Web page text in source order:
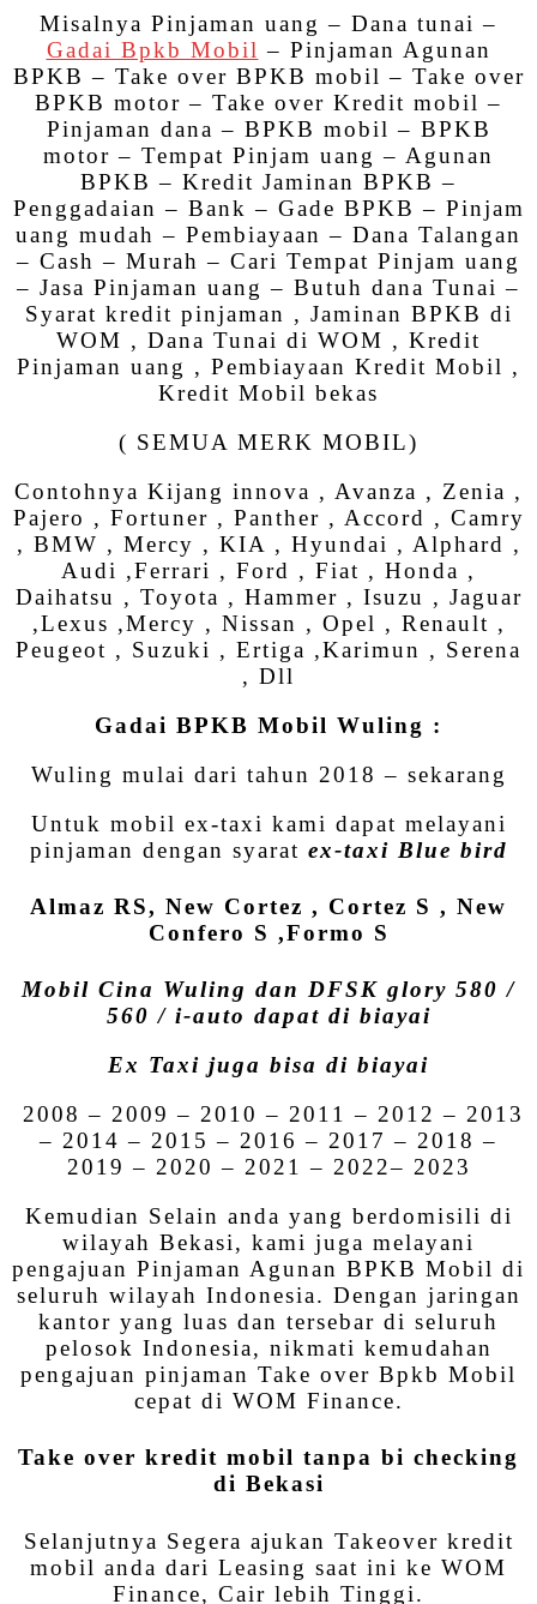
Misalnya Pinjaman uang – Dana tunai –
Gadai Bpkb Mobil – Pinjaman Agunan
BPKB – Take over BPKB mobil – Take over
BPKB motor – Take over Kredit mobil –
Pinjaman dana – BPKB mobil – BPKB
motor – Tempat Pinjam uang – Agunan
BPKB – Kredit Jaminan BPKB –
Penggadaian – Bank – Gade BPKB – Pinjam
uang mudah – Pembiayaan – Dana Talangan
– Cash – Murah – Cari Tempat Pinjam uang
– Jasa Pinjaman uang – Butuh dana Tunai –
Syarat kredit pinjaman , Jaminan BPKB di
WOM , Dana Tunai di WOM , Kredit
Pinjaman uang , Pembiayaan Kredit Mobil ,
Kredit Mobil bekas
( SEMUA MERK MOBIL)
Contohnya Kijang innova , Avanza , Zenia ,
Pajero , Fortuner , Panther , Accord , Camry
, BMW , Mercy , KIA , Hyundai , Alphard ,
Audi ,Ferrari , Ford , Fiat , Honda ,
Daihatsu , Toyota , Hammer , Isuzu , Jaguar
,Lexus ,Mercy , Nissan , Opel , Renault ,
Peugeot , Suzuki , Ertiga ,Karimun , Serena
, Dll
Gadai BPKB Mobil Wuling :
Wuling mulai dari tahun 2018 – sekarang
Untuk mobil ex-taxi kami dapat melayani
pinjaman dengan syarat ex-taxi Blue bird
Almaz RS, New Cortez , Cortez S , New
Confero S ,Formo S
Mobil Cina Wuling dan DFSK glory 580 /
560 / i-auto dapat di biayai
Ex Taxi juga bisa di biayai
2008 – 2009 – 2010 – 2011 – 2012 – 2013
– 2014 – 2015 – 2016 – 2017 – 2018 –
2019 – 2020 – 2021 – 2022– 2023
Kemudian Selain anda yang berdomisili di
wilayah Bekasi, kami juga melayani
pengajuan Pinjaman Agunan BPKB Mobil di
seluruh wilayah Indonesia. Dengan jaringan
kantor yang luas dan tersebar di seluruh
pelosok Indonesia, nikmati kemudahan
pengajuan pinjaman Take over Bpkb Mobil
cepat di WOM Finance.
Take over kredit mobil tanpa bi checking
di Bekasi
Selanjutnya Segera ajukan Takeover kredit
mobil anda dari Leasing saat ini ke WOM
Finance, Cair lebih Tinggi.